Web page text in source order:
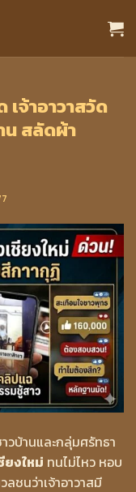
จ้าอาวาสวัด
สลัดผ้า
วบ้านและกลุ่มศรัทธา
ยงใหม่ ทนไม่ไหว หอบ
ชนว่าเจ้าอาวาสมี